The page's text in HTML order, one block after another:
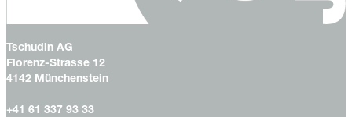
Tschudin AG
Florenz-Strasse 12
4142 Münchenstein
+41 61 337 93 33